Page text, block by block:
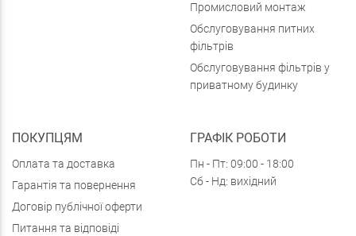
Промисловий монтаж
Обслуговування питних
фільтрів
Обслуговування фільтрів у
приватному будинку
ПОКУПЦЯМ
Оплата та доставка
Гарантія та повернення
Договір публічної оферти
Питання та відповіді
ГРАФІК РОБОТИ
Пн - Пт: 09:00 - 18:00
Сб - Нд: вихідний